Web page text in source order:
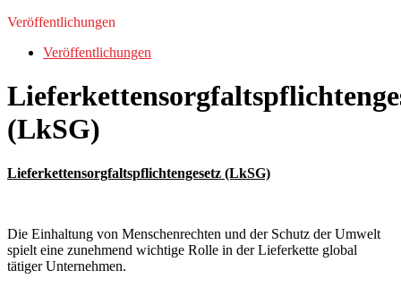
Veröffentlichungen
Veröffentlichungen
(LkSG)
Lieferkettensorgfaltspflichtengesetz (LkSG)
Die Einhaltung von Menschenrechten und der Schutz der Umwelt
spielt eine zunehmend wichtige Rolle in der Lieferkette global
tätiger Unternehmen.